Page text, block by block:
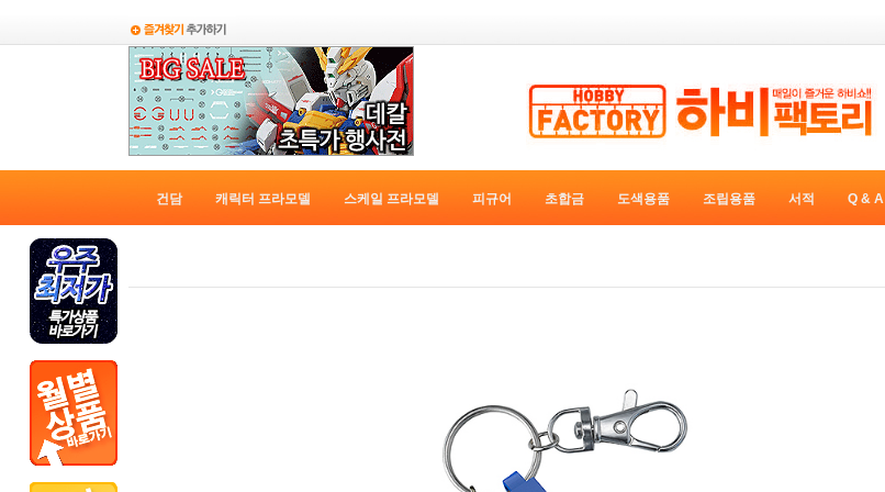
건담 캐릭터 프라모델 스케일 프라모델 피규어 초합금 도색용품 조립용품 서적 Q & A